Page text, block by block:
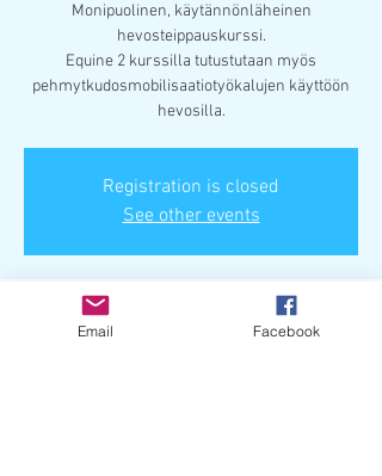
Monipuolinen, käytännönläheinen
hevosteippauskurssi.
Equine 2 kurssilla tutustutaan myös
pehmytkudosmobilisaatiotyökalujen käyttöön
hevosilla.
Registration is closed
See other events
Paikka & aika
Email Facebook